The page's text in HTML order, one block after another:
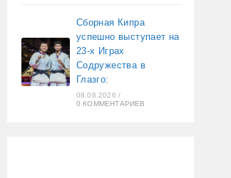
Сборная Кипра
успешно выступает на
23-х Играх
Содружества в
Глазго:
08.08.2026 /
0 КОММЕНТАРИЕВ